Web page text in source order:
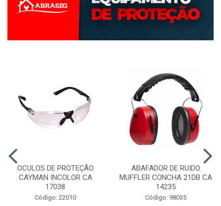
OCULOS DE PROTEÇÃO
CAYMAN INCOLOR CA
17038
Código: 22010
ABAFADOR DE RUIDO
MUFFLER CONCHA 21DB CA
14235
Código: 98035